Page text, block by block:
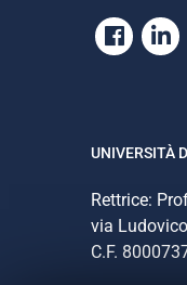
UNIVERSITÀ
Rettrice:
via
C.F.